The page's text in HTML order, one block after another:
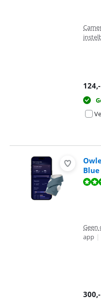
124,-
Blue
Beoordeling is 9,4 van de 10,
Geen
app |
300,-